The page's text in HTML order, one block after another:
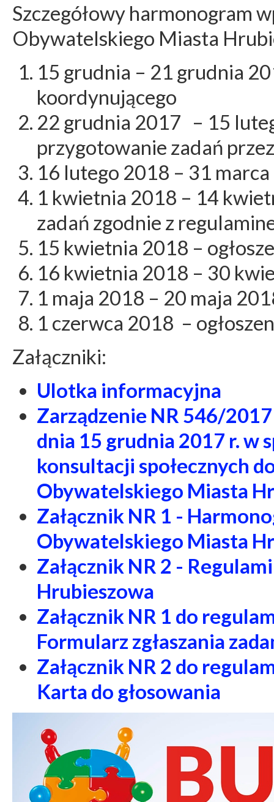
Szczegółowy harmonogram
Obywatelskiego Miasta
15 grudnia – 21 grudnia
koordynującego
22 grudnia 2017 – 15
przygotowanie zadań
16 lutego 2018 – 31
1 kwietnia 2018 – 14
zadań zgodnie z
15 kwietnia 2018 –
16 kwietnia 2018 – 30
1 maja 2018 – 20 maja
1 czerwca 2018 –
Załączniki:
Ulotka informacyjna
Zarządzenie NR 546/
dnia 15 grudnia 2017 r. w
konsultacji społecznych
Obywatelskiego Miasta
Załącznik NR 1 -
Obywatelskiego Miasta
Załącznik NR 2 -
Hrubieszowa
Załącznik NR 1 do
Formularz zgłaszania
Załącznik NR 2 do
Karta do głosowania